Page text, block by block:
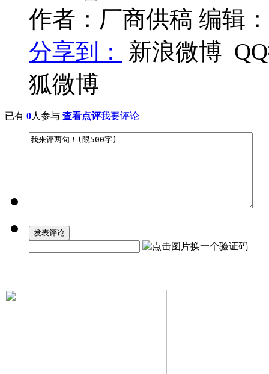
作者：厂商供稿 编辑
分享到：
新浪微博
狐微博
已有 0人参与 查看点评我要评论